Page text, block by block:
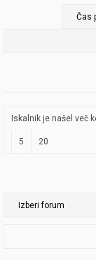
Iskalnik je našel več
5 20